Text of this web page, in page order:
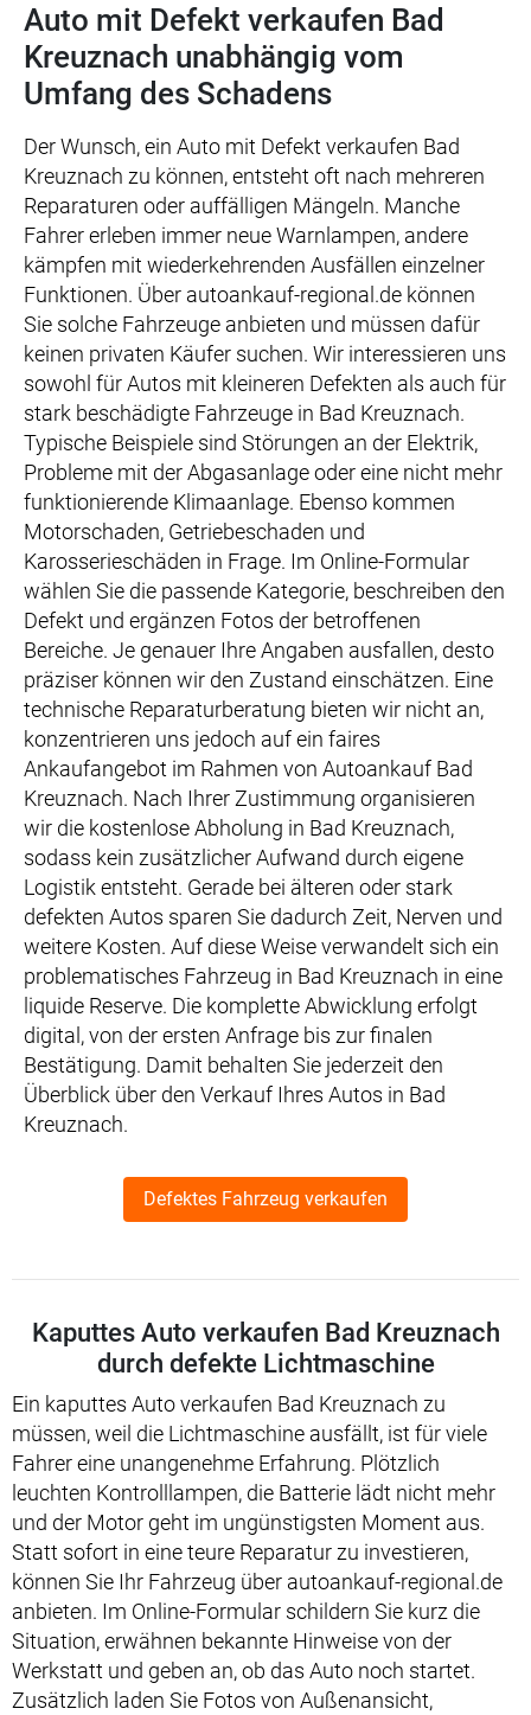
Auto mit Defekt verkaufen Bad
Kreuznach unabhängig vom
Umfang des Schadens
Der Wunsch, ein Auto mit Defekt verkaufen Bad
Kreuznach zu können, entsteht oft nach mehreren
Reparaturen oder auffälligen Mängeln. Manche
Fahrer erleben immer neue Warnlampen, andere
kämpfen mit wiederkehrenden Ausfällen einzelner
Funktionen. Über autoankauf-regional.de können
Sie solche Fahrzeuge anbieten und müssen dafür
keinen privaten Käufer suchen. Wir interessieren uns
sowohl für Autos mit kleineren Defekten als auch für
stark beschädigte Fahrzeuge in Bad Kreuznach.
Typische Beispiele sind Störungen an der Elektrik,
Probleme mit der Abgasanlage oder eine nicht mehr
funktionierende Klimaanlage. Ebenso kommen
Motorschaden, Getriebeschaden und
Karosserieschäden in Frage. Im Online-Formular
wählen Sie die passende Kategorie, beschreiben den
Defekt und ergänzen Fotos der betroffenen
Bereiche. Je genauer Ihre Angaben ausfallen, desto
präziser können wir den Zustand einschätzen. Eine
technische Reparaturberatung bieten wir nicht an,
konzentrieren uns jedoch auf ein faires
Ankaufangebot im Rahmen von Autoankauf Bad
Kreuznach. Nach Ihrer Zustimmung organisieren
wir die kostenlose Abholung in Bad Kreuznach,
sodass kein zusätzlicher Aufwand durch eigene
Logistik entsteht. Gerade bei älteren oder stark
defekten Autos sparen Sie dadurch Zeit, Nerven und
weitere Kosten. Auf diese Weise verwandelt sich ein
problematisches Fahrzeug in Bad Kreuznach in eine
liquide Reserve. Die komplette Abwicklung erfolgt
digital, von der ersten Anfrage bis zur finalen
Bestätigung. Damit behalten Sie jederzeit den
Überblick über den Verkauf Ihres Autos in Bad
Kreuznach.
Defektes Fahrzeug verkaufen
Kaputtes Auto verkaufen Bad Kreuznach
durch defekte Lichtmaschine
Ein kaputtes Auto verkaufen Bad Kreuznach zu
müssen, weil die Lichtmaschine ausfällt, ist für viele
Fahrer eine unangenehme Erfahrung. Plötzlich
leuchten Kontrolllampen, die Batterie lädt nicht mehr
und der Motor geht im ungünstigsten Moment aus.
Statt sofort in eine teure Reparatur zu investieren,
können Sie Ihr Fahrzeug über autoankauf-regional.de
anbieten. Im Online-Formular schildern Sie kurz die
Situation, erwähnen bekannte Hinweise von der
Werkstatt und geben an, ob das Auto noch startet.
Zusätzlich laden Sie Fotos von Außenansicht,